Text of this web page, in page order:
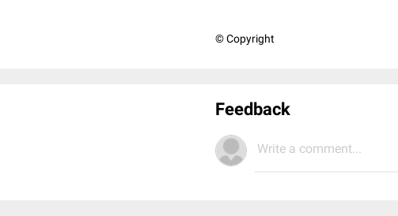
© Copyright
Feedback
Write a comment...